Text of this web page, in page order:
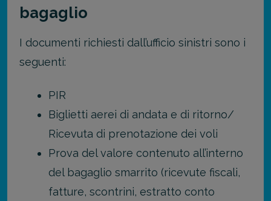
bagaglio
I documenti richiesti dall’ufficio sinistri sono i
seguenti:
PIR
Biglietti aerei di andata e di ritorno/
Ricevuta di prenotazione dei voli
Prova del valore contenuto all’interno
del bagaglio smarrito (ricevute fiscali,
fatture, scontrini, estratto conto